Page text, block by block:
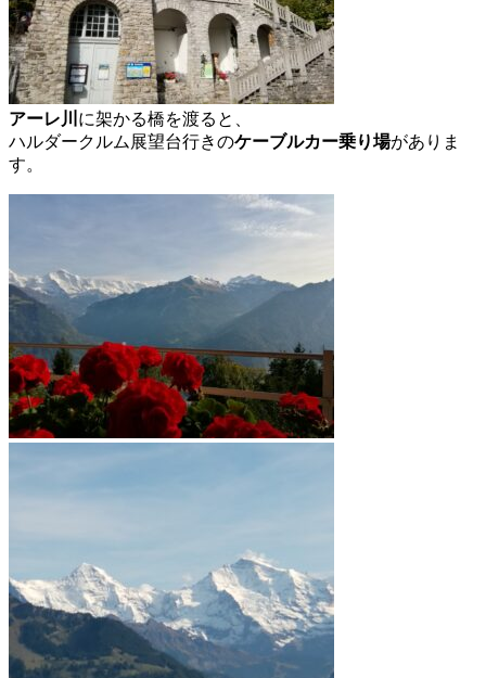
アーレ川 に架かる橋を渡ると、
ハルダークルム展望台行きのケーブルカー乗り場がありま
す。